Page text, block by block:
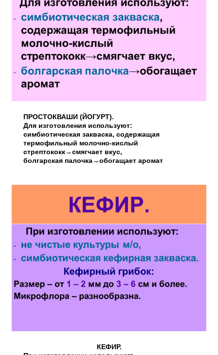
ПРОСТОКВАШИ (ЙОГУРТ).
Для изготовления используют:
симбиотическая закваска, содержащая
термофильный молочно-кислый
стрептококк→смягчает вкус,
болгарская палочка→обогащает аромат
КЕФИР.